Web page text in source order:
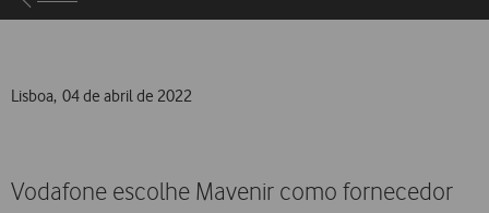
Lisboa, 04 de abril de 2022
Vodafone escolhe Mavenir como fornecedor